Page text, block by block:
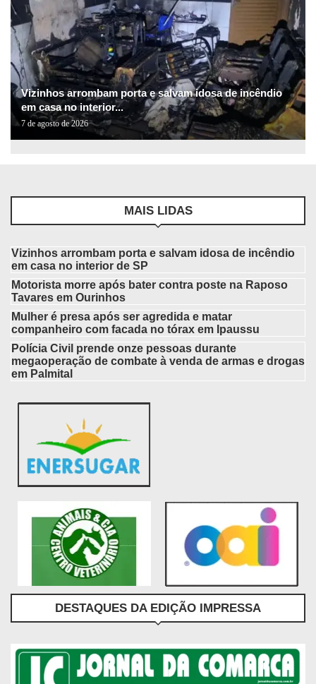
Vizinhos arrombam porta e salvam idosa de incêndio
em casa no interior...
7 de agosto de 2026
MAIS LIDAS
Vizinhos arrombam porta e salvam idosa de incêndio
em casa no interior de SP
Motorista morre após bater contra poste na Raposo
Tavares em Ourinhos
Mulher é presa após ser agredida e matar
companheiro com facada no tórax em Ipaussu
Polícia Civil prende onze pessoas durante
megaoperação de combate à venda de armas e drogas
em Palmital
DESTAQUES DA EDIÇÃO IMPRESSA